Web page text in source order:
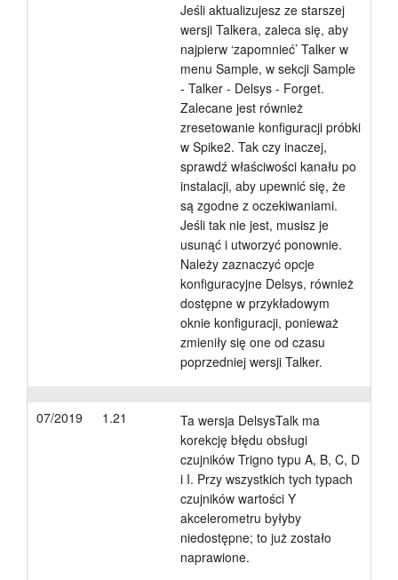
Jeśli aktualizujesz ze starszej
wersji Talkera, zaleca się, aby
najpierw ‘zapomnieć’ Talker w
menu Sample, w sekcji Sample
- Talker - Delsys - Forget.
Zalecane jest również
zresetowanie konfiguracji próbki
w Spike2. Tak czy inaczej,
sprawdź właściwości kanału po
instalacji, aby upewnić się, że
są zgodne z oczekiwaniami.
Jeśli tak nie jest, musisz je
usunąć i utworzyć ponownie.
Należy zaznaczyć opcje
konfiguracyjne Delsys, również
dostępne w przykładowym
oknie konfiguracji, ponieważ
zmieniły się one od czasu
poprzedniej wersji Talker.
07/2019 1.21
Ta wersja DelsysTalk ma
korekcję błędu obsługi
czujników Trigno typu A, B, C, D
i I. Przy wszystkich tych typach
czujników wartości Y
akcelerometru byłyby
niedostępne; to już zostało
naprawione.